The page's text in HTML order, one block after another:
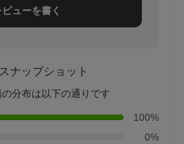
ビューを書く
ナップショット
分布は以下の通りです
100%
0%